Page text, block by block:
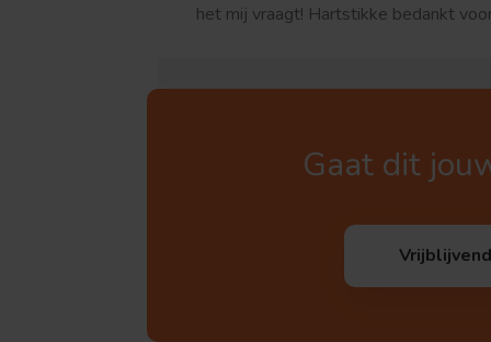
het mij vraagt! Hartstikke bedankt
Gaat dit